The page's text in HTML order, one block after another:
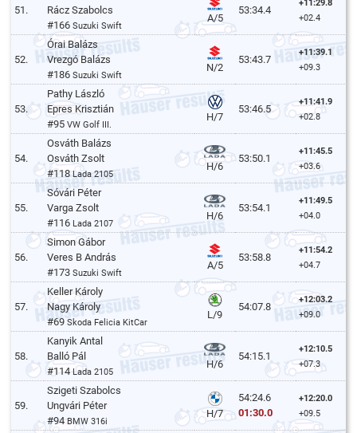
51.
Rácz Szabolcs
#166Suzuki Swift
A/5
53:34.4
+11:29.8
+02.4
52.
Órai Balázs
Vrezgó Balázs
#186Suzuki Swift
N/2
53:43.7
+11:39.1
+09.3
53.
Pathy László
Epres Krisztián
#95VW Golf III.
H/7
53:46.5
+11:41.9
+02.8
54.
Osváth Balázs
Osváth Zsolt
#118Lada 2105
H/6
53:50.1
+11:45.5
+03.6
55.
Sóvári Péter
Varga Zsolt
#116 Lada 2107
H/6
53:54.1
+11:49.5
+04.0
56.
Simon Gábor
Veres B András
#173Suzuki Swift
A/5
53:58.8
+11:54.2
+04.7
57.
Keller Károly
Nagy Károly
#69Skoda Felicia KitCar
L/9
54:07.8
+12:03.2
+09.0
58.
Kanyik Antal
Balló Pál
#114Lada 2105
H/6
54:15.1
+12:10.5
+07.3
59.
Szigeti Szabolcs
Ungvári Péter
#94BMW 316i
H/7
54:24.6
01:30.0
+12:20.0
+09.5